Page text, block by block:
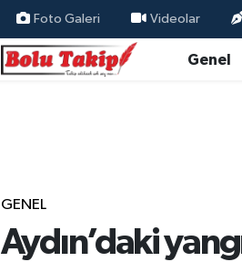
Foto Galeri Videolar
Genel
GENEL
Aydın’daki